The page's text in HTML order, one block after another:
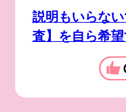
説明もいらな
査】を自ら希